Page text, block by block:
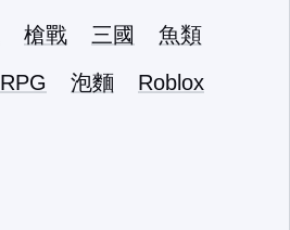
槍戰 三國
魚類
RPG 泡麵
Roblox